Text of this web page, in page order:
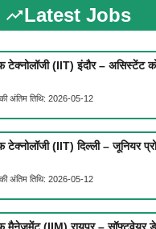
Latest Jobs
(IIT) इंदौर – असिस्टेंट
अंतिम तिथि: 2026-05-12
(IIT) दिल्ली – जूनियर
अंतिम तिथि: 2026-05-12
(IIM) रायपुर – सॉफ्टवेयर